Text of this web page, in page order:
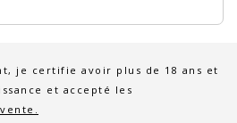
je certifie avoir plus de 18 ans et
et accepté les